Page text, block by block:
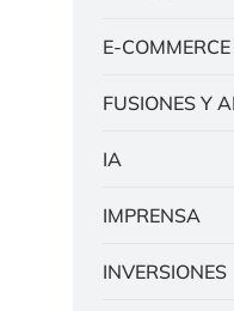
E-COMMERCE
FUSIONES Y
IA
IMPRENSA
INVERSIONES